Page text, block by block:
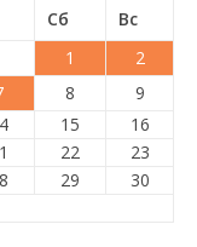
Сб
Вс
1
2
8
9
15
16
22
23
29
30